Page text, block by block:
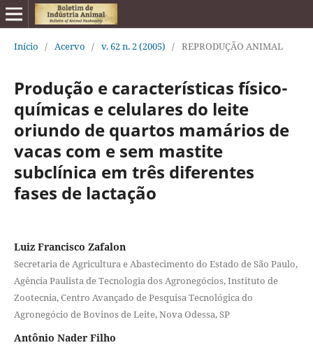
Início / Acervo / v. 62 n. 2 (2005) / REPRODUÇÃO ANIMAL
Produção e características físico-
químicas e celulares do leite
oriundo de quartos mamários de
vacas com e sem mastite
subclínica em três diferentes
fases de lactação
Luiz Francisco Zafalon
Secretaria de Agricultura e Abastecimento do Estado de São Paulo,
Agência Paulista de Tecnologia dos Agronegócios, Instituto de
Zootecnia, Centro Avançado de Pesquisa Tecnológica do
Agronegócio de Bovinos de Leite, Nova Odessa, SP
Antônio Nader Filho